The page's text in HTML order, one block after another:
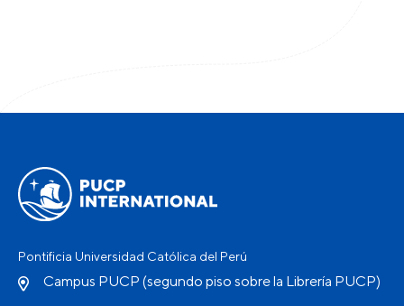
Pontificia Universidad Católica del Perú
Campus PUCP (segundo piso sobre la Librería PUCP)